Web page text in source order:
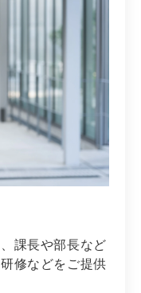
課長や部長など
修などをご提供